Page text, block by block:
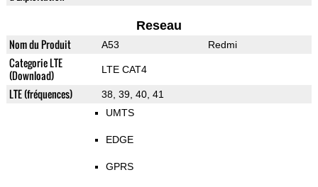
Reseau
Nom du Produit A53 Redmi
Categorie LTE
(Download)
LTE CAT4
LTE (fréquences) 38, 39, 40, 41
UMTS
EDGE
GPRS